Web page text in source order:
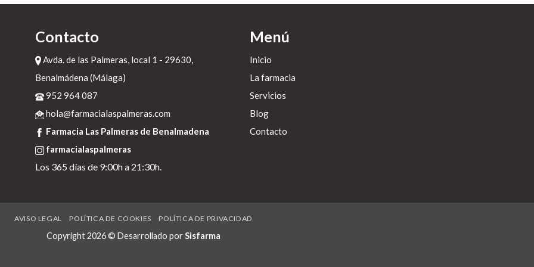
Contacto
Avda. de las Palmeras, local 1 - 29630,
Benalmádena (Málaga)
952 964 087
hola@farmacialaspalmeras.com
Farmacia Las Palmeras de Benalmadena
farmacialaspalmeras
Los 365 días de 9:00h a 21:30h.
Menú
Inicio
La farmacia
Servicios
Blog
Contacto
AVISO LEGAL POLÍTICA DE COOKIES POLÍTICA DE PRIVACIDAD
Copyright 2026 © Desarrollado por Sisfarma